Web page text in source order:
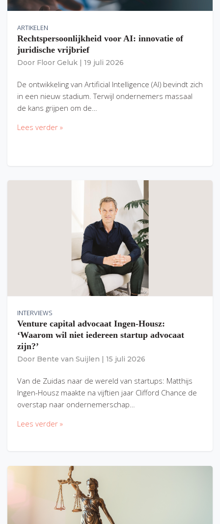
ARTIKELEN
Rechtspersoonlijkheid voor AI: innovatie of
juridische vrijbrief
Door Floor Geluk 19 juli 2026
De ontwikkeling van Artificial Intelligence (AI) bevindt zich
in een nieuw stadium. Terwijl ondernemers massaal
de kans grijpen om de…
Lees verder »
INTERVIEWS
Venture capital advocaat Ingen-Housz:
‘Waarom wil niet iedereen startup advocaat
zijn?’
Door Bente van Suijlen 15 juli 2026
Van de Zuidas naar de wereld van startups: Matthijs
Ingen-Housz maakte na vijftien jaar Clifford Chance de
overstap naar ondernemerschap…
Lees verder »